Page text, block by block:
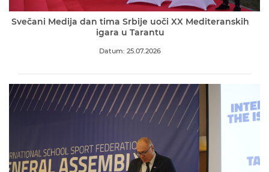
Svečani Medija dan tima Srbije uoči XX Mediteranskih
igara u Tarantu
Datum: 25.07.2026